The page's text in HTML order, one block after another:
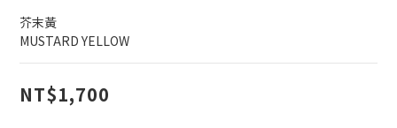
芥末黃
MUSTARD YELLOW
NT$1,700